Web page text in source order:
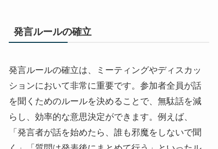
発言ルールの確立
発言ルールの確立は、ミーティングやディスカッ
ションにおいて非常に重要です。参加者全員が話
を聞くためのルールを決めることで、無駄話を減
らし、効率的な意思決定ができます。例えば、
「発言者が話を始めたら、誰も邪魔をしないで聞